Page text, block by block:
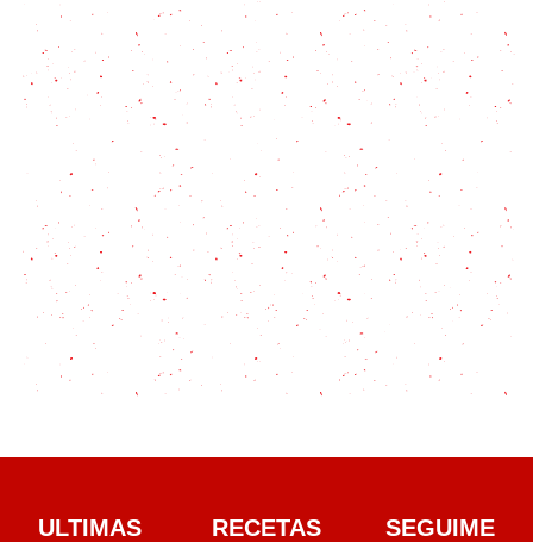
6 tipos de repulgue de empanadas
ULTIMAS
RECETAS
SEGUIME